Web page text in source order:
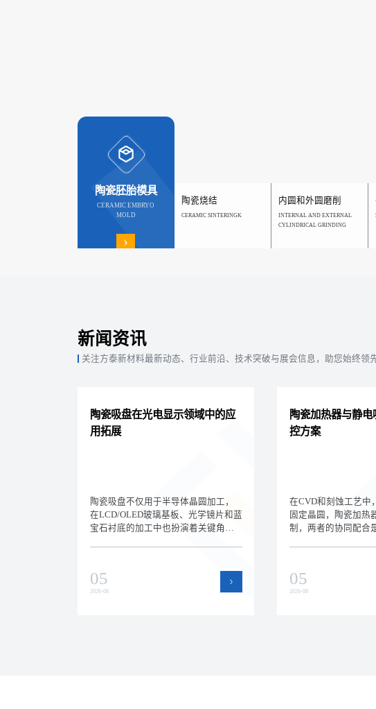
陶瓷胚胎模具
CERAMIC EMBRYO
MOLD
›
陶瓷烧结
CERAMIC SINTERINGK
内圆和外圆磨削
INTERNAL AND EXTERNAL
CYLINDRICAL GRINDING
新闻资讯
关注方泰新材料最新动态、行业前沿、技术突破与展会信息，助您始终领
陶瓷吸盘在光电显示领域中的应
用拓展
陶瓷吸盘不仅用于半导体晶圆加工，
在LCD/OLED玻璃基板、光学镜片和蓝
宝石衬底的加工中也扮演着关键角
05
2026-08
陶瓷加热器与静
控方案
在CVD和刻蚀工艺中
固定晶圆，陶瓷加热
制，两者的协同配合
效的晶圆温控系统。
05
2026-08